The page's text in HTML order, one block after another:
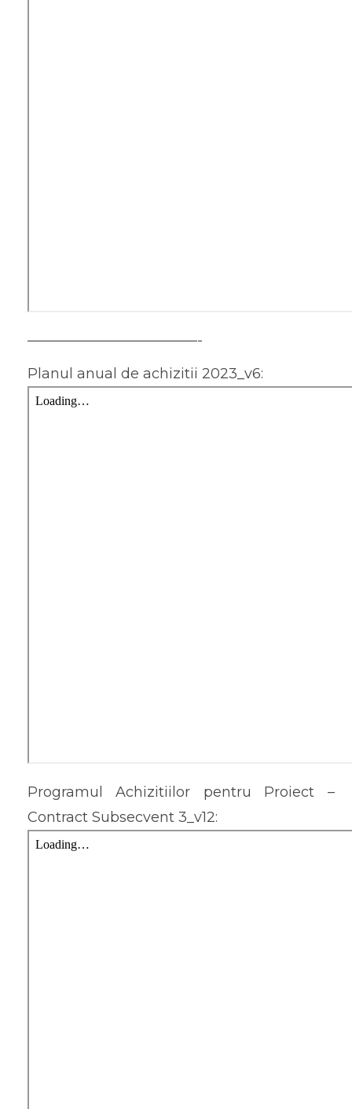
————————————-
Planul anual de achizitii 2023_v6:
Programul Achizitiilor pentru Proiect –
Contract Subsecvent 3_v12: